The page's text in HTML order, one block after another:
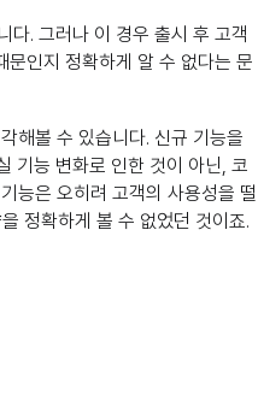
다. 그러나 이 경우 출시 후 고객
문인지 정확하게 알 수 없다는 문
해볼 수 있습니다. 신규 기능을
기능 변화로 인한 것이 아닌, 코
능은 오히려 고객의 사용성을 떨
정확하게 볼 수 없었던 것이죠.